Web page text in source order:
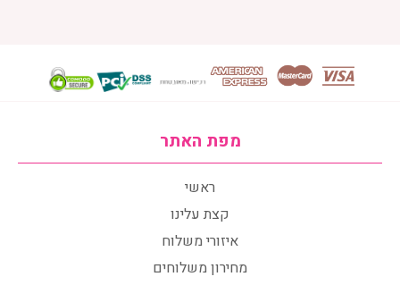
מפת האתר
ראשי
קצת עלינו
איזורי משלוח
מחירון משלוחים